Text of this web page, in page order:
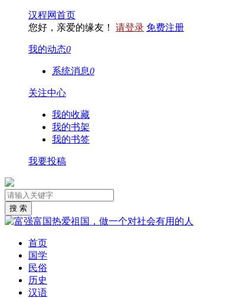
汉程网首页
您好，亲爱的缘友！ 请登录 免费注册
我的动态0
系统消息0
关注中心
我的收藏
我的书架
我的书签
我要投稿
首页
国学
民俗
历史
汉语